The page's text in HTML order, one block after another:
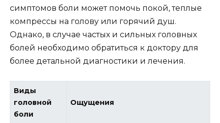
симптомов боли может помочь покой, теплые
компрессы на голову или горячий душ.
Однако, в случае частых и сильных головных
болей необходимо обратиться к доктору для
более детальной диагностики и лечения.
Виды
головной
боли
Ощущения